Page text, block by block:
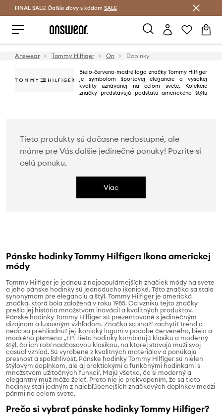
Šetrite s Answear Club >
FINAL SALE! Ďalšie zľavy s kódom SALE
Answear Tommy Hilfiger On Doplnky
Bielo-červeno-modré logo značky Tommy Hilfiger
je symbolom športovej elegancie a vysokej
kvality uznávanej na celom svete. Kolekcie
značky predstavujú podstatu amerického štýlu
Tieto produkty sú dočasne nedostupné, ale
máme pre Vás ďalšie jedinečné ponuky! Pozrite si
celú ponuku.
Viac
Pánske hodinky Tommy Hilfiger: Ikona americkej
módy
Tommy Hilfiger je jednou z najpopulárnejších značiek módy na svete
a jeho pánske hodinky sú jednoducho ikonické. Táto značka sa stala
synonymom pre eleganciu a štýl. Tommy Hilfiger je americká
značka, ktorá bola založená v roku 1985. Od vzniku tejto značky
prešla jej história množstvom inovácií a kvalitných produktov.
Pánske hodinky Tommy Hilfiger sú prezentované s jedinečným
dizajnom a luxusným vzhľadom. Značka sa snaží zachytiť trend a
nedá sa prehliadnuť jej ikonický logom v podobe červeného, bielo a
modrého písmena „H“. Tieto hodinky kombinujú klasiku a moderný
štýl, čo ich robí nadčasovou klasikou, na ktorej stavajú muži svoj
casual vzhľad. Sú vyrobené z kvalitných materiálov a ponúkajú
presnosť a spoľahlivosť. Pánske hodinky Tommy Hilfiger sú nielen
štýlovým doplnkom, ale aj praktickými a funkčnými hodinkami s
množstvom užitočných funkcií. Majú všetko, čo si moderný a
elegantný muž môže želať. Preto nie je prekvapením, že sa tieto
hodinky stali jedným z najobľúbenejších značkových doplnkov medzi
pánmi na celom svete.
Prečo si vybrať pánske hodinky Tommy Hilfiger?